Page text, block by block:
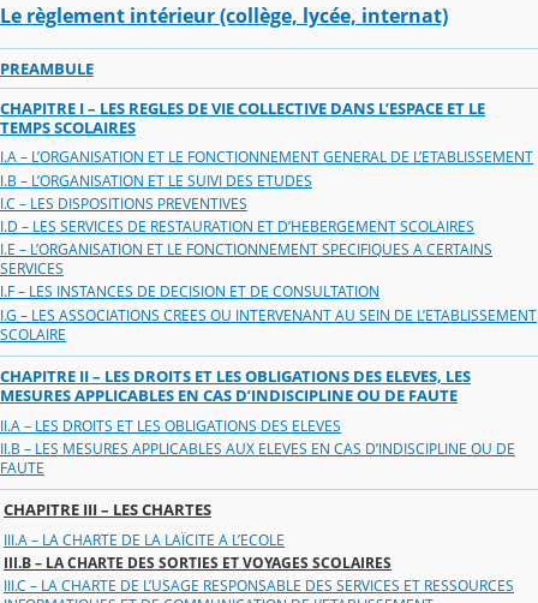
Le règlement intérieur (collège, lycée, internat)
PREAMBULE
CHAPITRE I – LES REGLES DE VIE COLLECTIVE DANS L’ESPACE ET LE
TEMPS SCOLAIRES
I.A – L’ORGANISATION ET LE FONCTIONNEMENT GENERAL DE L’ETABLISSEMENT
I.B – L’ORGANISATION ET LE SUIVI DES ETUDES
I.C – LES DISPOSITIONS PREVENTIVES
I.D – LES SERVICES DE RESTAURATION ET D’HEBERGEMENT SCOLAIRES
I.E – L’ORGANISATION ET LE FONCTIONNEMENT SPECIFIQUES A CERTAINS
SERVICES
I.F – LES INSTANCES DE DECISION ET DE CONSULTATION
I.G – LES ASSOCIATIONS CREES OU INTERVENANT AU SEIN DE L’ETABLISSEMENT
SCOLAIRE
CHAPITRE II – LES DROITS ET LES OBLIGATIONS DES ELEVES, LES
MESURES APPLICABLES EN CAS D’INDISCIPLINE OU DE FAUTE
II.A – LES DROITS ET LES OBLIGATIONS DES ELEVES
II.B – LES MESURES APPLICABLES AUX ELEVES EN CAS D’INDISCIPLINE OU DE
FAUTE
CHAPITRE III – LES CHARTES
III.A – LA CHARTE DE LA LAÏCITE A L’ECOLE
III.B – LA CHARTE DES SORTIES ET VOYAGES SCOLAIRES
III.C – LA CHARTE DE L’USAGE RESPONSABLE DES SERVICES ET RESSOURCES